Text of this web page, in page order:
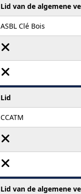
Lid van de algemene
ASBL Clé Bois
Lid
CCATM
Lid van de algemene